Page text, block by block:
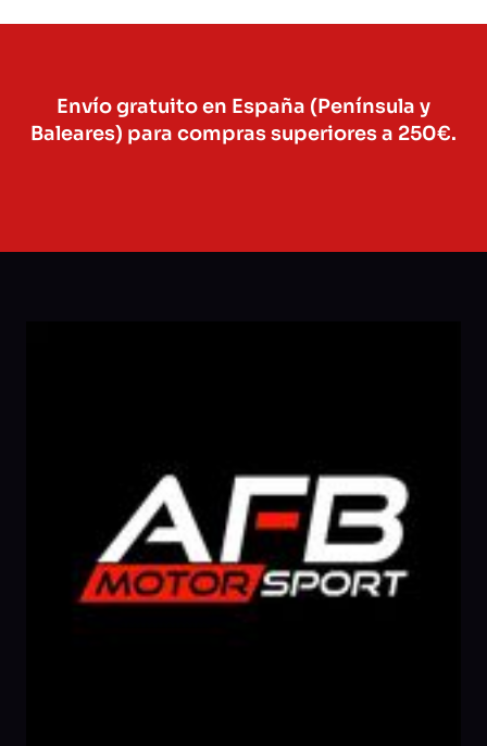
Envío gratuito en España (Península y
Baleares) para compras superiores a 250€.